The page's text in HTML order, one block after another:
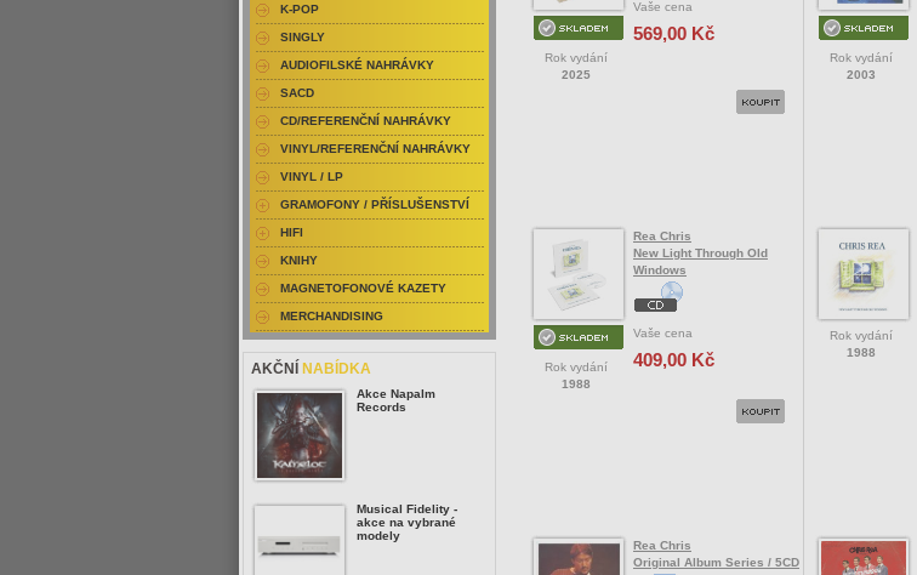
Rok vydání
2025
Vaše cena
569,00 Kč
Rok vydání
2003
Rok vydání
1988
Rea Chris
New Light Through Old
Windows
Vaše cena
409,00 Kč
Rok vydání
1988
Rea Chris
Original Album Series / 5CD
K-POP
SINGLY
AUDIOFILSKÉ NAHRÁVKY
SACD
CD/REFERENČNÍ NAHRÁVKY
VINYL/REFERENČNÍ NAHRÁVKY
VINYL / LP
GRAMOFONY / PŘÍSLUŠENSTVÍ
HIFI
KNIHY
MAGNETOFONOVÉ KAZETY
MERCHANDISING
AKČNÍ NABÍDKA
Akce Napalm
Records
Musical Fidelity -
akce na vybrané
modely